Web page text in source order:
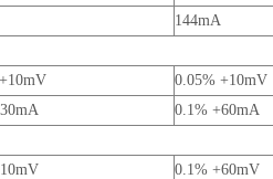
144mA
0.05% +10mV
0.1% +60mA
0.1% +60mV